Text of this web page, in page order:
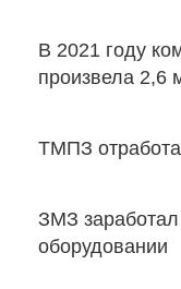
В 2021 году
произвела 2,6
ТМПЗ
ЗМЗ
оборудовании